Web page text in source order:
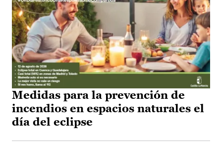
Medidas para la prevención de
incendios en espacios naturales el
día del eclipse